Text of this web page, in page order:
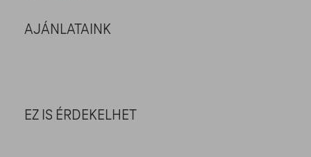
AJÁNLATAINK
EZ IS ÉRDEKELHET